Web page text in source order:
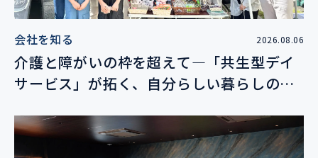
会社を知る 2026.08.06
介護と障がいの枠を超えて―「共生型デイ
サービス」が拓く、自分らしい暮らしの未